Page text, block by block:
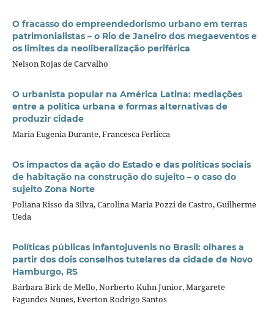
O fracasso do empreendedorismo urbano em terras
patrimonialistas – o Rio de Janeiro dos megaeventos e
os limites da neoliberalização periférica
Nelson Rojas de Carvalho
O urbanista popular na América Latina: mediações
entre a política urbana e formas alternativas de
produzir cidade
Maria Eugenia Durante, Francesca Ferlicca
Os impactos da ação do Estado e das políticas sociais
de habitação na construção do sujeito – o caso do
sujeito Zona Norte
Poliana Risso da Silva, Carolina Maria Pozzi de Castro, Guilherme
Ueda
Políticas públicas infantojuvenis no Brasil: olhares a
partir dos dois conselhos tutelares da cidade de Novo
Hamburgo, RS
Bárbara Birk de Mello, Norberto Kuhn Junior, Margarete
Fagundes Nunes, Everton Rodrigo Santos